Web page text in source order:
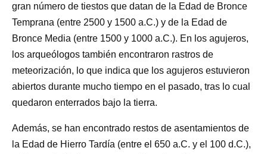
gran número de tiestos que datan de la Edad de Bronce
Temprana (entre 2500 y 1500 a.C.) y de la Edad de
Bronce Media (entre 1500 y 1000 a.C.). En los agujeros,
los arqueólogos también encontraron rastros de
meteorización, lo que indica que los agujeros estuvieron
abiertos durante mucho tiempo en el pasado, tras lo cual
quedaron enterrados bajo la tierra.
Además, se han encontrado restos de asentamientos de
la Edad de Hierro Tardía (entre el 650 a.C. y el 100 d.C.),